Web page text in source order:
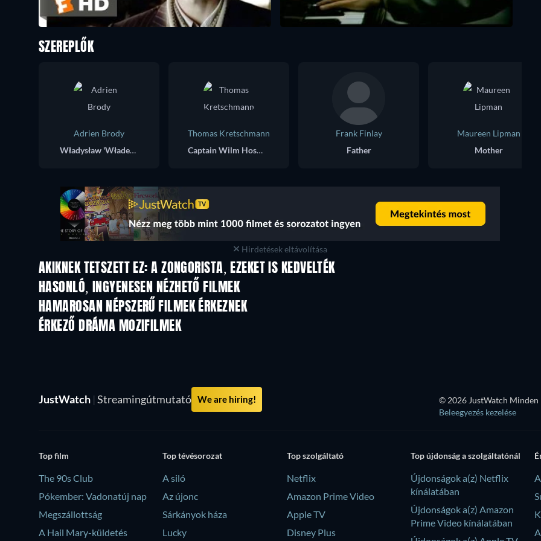
SZEREPLŐK
Adrien Brody
Władysław 'Władek' Szpilman
Thomas Kretschmann
Captain Wilm Hosenfeld
Frank Finlay
Father
Maureen Lipman
Mother
Hirdetések eltávolítása
AKIKNEK TETSZETT EZ: A ZONGORISTA, EZEKET IS KEDVELTÉK
HASONLÓ, INGYENESEN NÉZHETŐ FILMEK
HAMAROSAN NÉPSZERŰ FILMEK ÉRKEZNEK
ÉRKEZŐ DRÁMA MOZIFILMEK
JustWatch | Streamingútmutató We are hiring! © 2026 JustWatch
Beleegyezés kezelése
Top film
The 90s Club
Pókember: Vadonatúj nap
Megszállottság
A Hail Mary-küldetés
Top tévésorozat
A siló
Az újonc
Sárkányok háza
Lucky
Top szolgáltató
Netflix
Amazon Prime Video
Apple TV
Disney Plus
Top újdonság a szolgáltatónál
Újdonságok a(z) Netflix
kínálatában
Újdonságok a(z) Amazon
Prime Video kínálatában